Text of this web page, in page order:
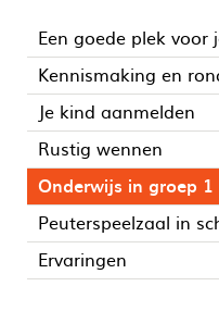
Een goede plek voor
Kennismaking en
Je kind aanmelden
Rustig wennen
Onderwijs in groep 1
Peuterspeelzaal in
Ervaringen